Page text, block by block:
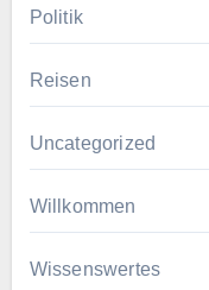
Politik
Reisen
Uncategorized
Willkommen
Wissenswertes